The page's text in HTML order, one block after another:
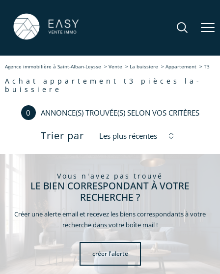
Agence immobilière à Saint-Alban-Leysse Vente La buissiere Appartement T3
achat appartement t3 pièces la-
buissiere
0 ANNONCE(S) TROUVÉE(S) SELON VOS CRITÈRES
Trier par Les plus récentes
vous n'avez pas trouvé
LE BIEN CORRESPONDANT À VOTRE
RECHERCHE ?
Créer une alerte email et recevez les biens correspondants à votre
recherche dans votre boîte mail !
créer l'alerte